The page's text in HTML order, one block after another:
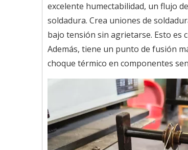
excelente humectabilidad, un flujo
soldadura. Crea uniones de
bajo tensión sin agrietarse. Esto es
Además, tiene un punto de fusión
choque térmico en componentes